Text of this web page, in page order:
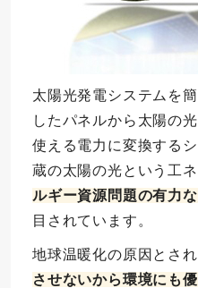
太陽光発電システムを
したパネルから太陽の
使える電力に変換する
蔵の太陽の光という工
ルギー資源問題の有力
目されています。
地球温暖化の原因とさ
させないから環境にも